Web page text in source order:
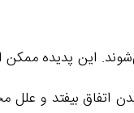
این پدیده
بیفتد و علل